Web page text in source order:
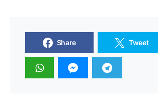
Share Tweet